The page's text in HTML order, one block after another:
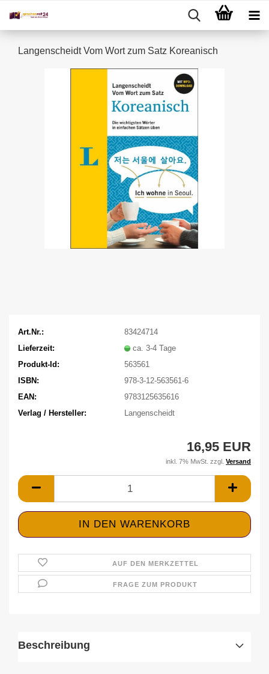
Langenscheidt Vom Wort zum Satz Koreanisch
Art.Nr.:
83424714
Lieferzeit:
ca. 3-4 Tage
Produkt-Id:
563561
ISBN:
978-3-12-563561-6
EAN:
9783125635616
Verlag / Hersteller:
Langenscheidt
16,95 EUR
inkl. 7% MwSt. zzgl. Versand
AUF DEN MERKZETTEL
FRAGE ZUM PRODUKT
Beschreibung